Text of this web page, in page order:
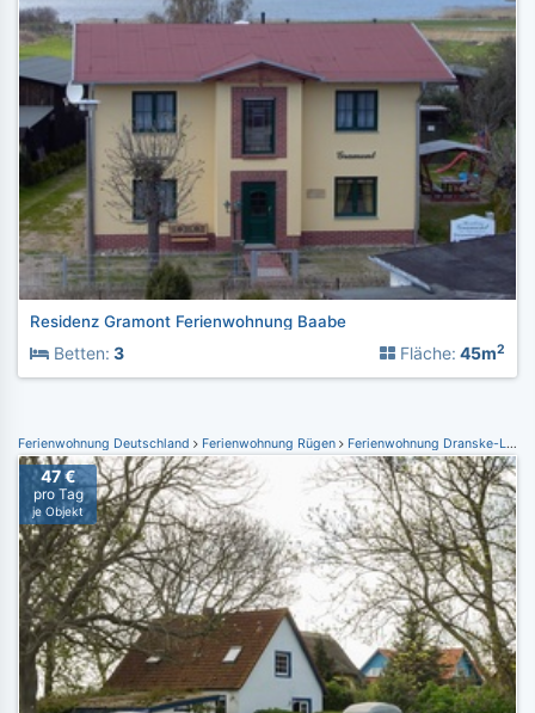
Residenz Gramont Ferienwohnung Baabe
Betten: 3 Fläche: 45m2
Ferienwohnung Deutschland Ferienwohnung Rügen Ferienwohnung Dranske-Lancken
47 €
pro Tag
je Objekt